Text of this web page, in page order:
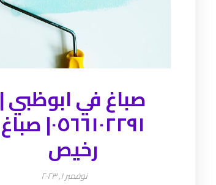
صباغ في ابوظبي |
٠٥٦٦١٠٢٢٩١| صباغ
رخيص
نوفمبر ١, ٢٠٢٣